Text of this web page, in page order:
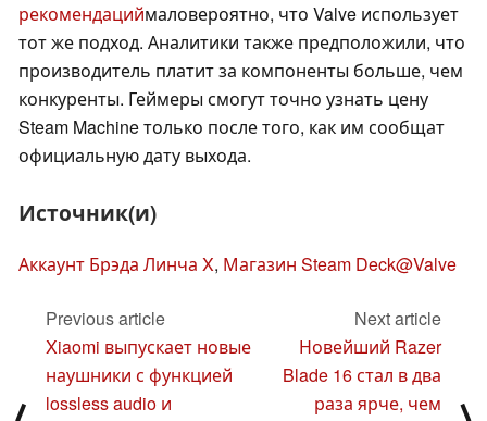
рекомендациймаловероятно, что Valve использует
тот же подход. Аналитики также предположили, что
производитель платит за компоненты больше, чем
конкуренты. Геймеры смогут точно узнать цену
Steam Machine только после того, как им сообщат
официальную дату выхода.
Источник(и)
Аккаунт Брэда Линча X, Магазин Steam Deck@Valve
Previous article
Xiaomi выпускает новые
наушники с функцией
lossless audio и
Next article
Новейший Razer
Blade 16 стал в два
раза ярче, чем